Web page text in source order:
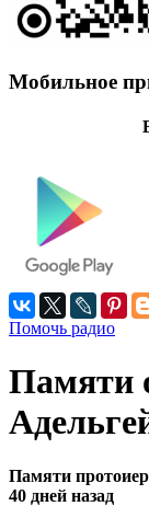
Мобильное
Помочь радио
Памяти
Памяти
40 дней назад